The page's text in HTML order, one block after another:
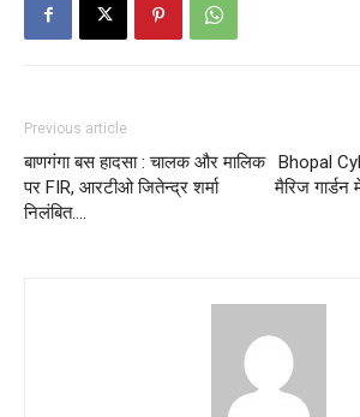
Previous article
बाणगंगा बस हादसा : चालक और मालिक
पर FIR, आरटीओ जितेन्द्र शर्मा
निलंबित….
Bhopal
मैरिज